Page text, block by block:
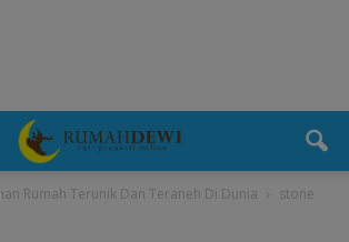
Rumah Terunik Dan Teraneh Di Dunia stone